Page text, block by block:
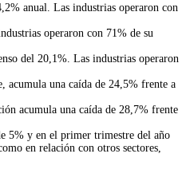
anual. Las industrias operaron con
operaron con 71% de su
del 20,1%. Las industrias operaron
acumula una caída de 24,5% frente a
acumula una caída de 28,7% frente
5% y en el primer trimestre del año
en relación con otros sectores,